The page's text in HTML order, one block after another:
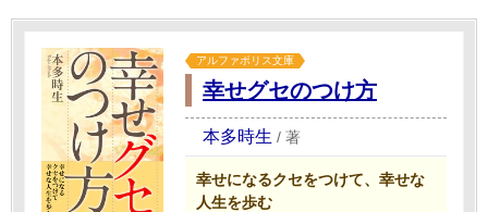
アルファポリス文庫
幸せグセのつけ方
本多時生 / 著
幸せになるクセをつけて、幸せな
人生を歩む